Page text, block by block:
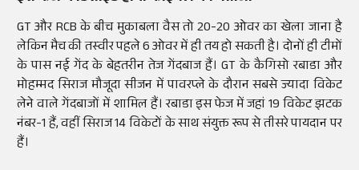
GT और RCB के बीच मुकाबला वैस तो 20-20 ओवर का खेला जाना है
लेकिन मैच की तस्वीर पहले 6 ओवर में ही तय हो सकती है। दोनों ही टीमों
के पास नई गेंद के बेहतरीन तेज गेंदबाज हैं। GT के कैगिसो रबाडा और
मोहम्मद सिराज मौजूदा सीजन में पावरप्ले के दौरान सबसे ज्यादा विकेट
लेने वाले गेंदबाजों में शामिल हैं। रबाडा इस फेज में जहां 19 विकेट झटक
नंबर-1 हैं, वहीं सिराज 14 विकेटों के साथ संयुक्त रूप से तीसरे पायदान पर
हैं।